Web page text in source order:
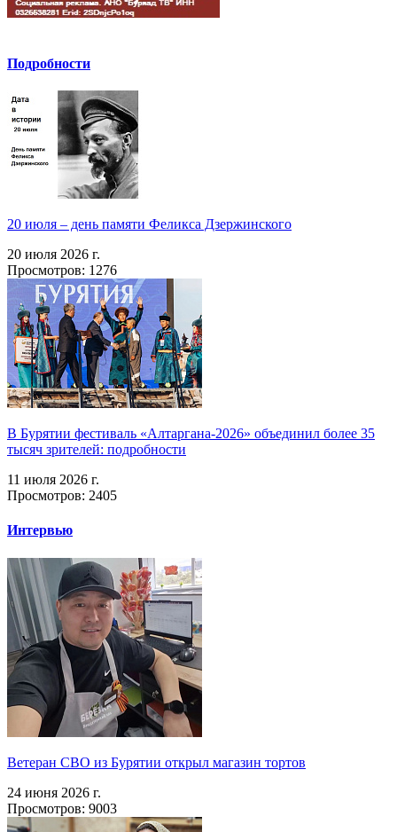
Подробности
20 июля – день памяти Феликса Дзержинского
20 июля 2026 г.
Просмотров: 1276
В Бурятии фестиваль «Алтаргана-2026» объединил более 35
тысяч зрителей: подробности
11 июля 2026 г.
Просмотров: 2405
Интервью
Ветеран СВО из Бурятии открыл магазин тортов
24 июня 2026 г.
Просмотров: 9003